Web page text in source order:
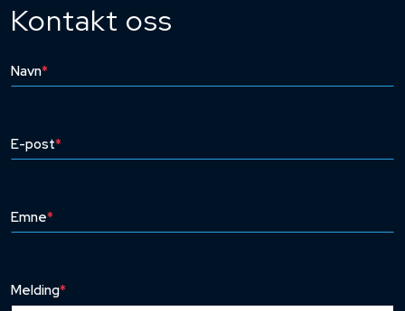
Kontakt oss
Navn*
E-post*
Emne*
Melding*